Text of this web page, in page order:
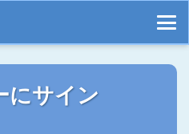
にサイン